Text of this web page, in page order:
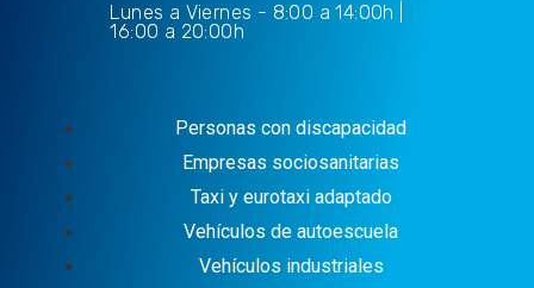
Lunes a Viernes - 8:00 a 14:00h |
16:00 a 20:00h
Personas con discapacidad
Empresas sociosanitarias
Taxi y eurotaxi adaptado
Vehículos de autoescuela
Vehículos industriales